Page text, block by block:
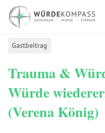
Gastbeitrag
Trauma &
Würde
(Verena König)